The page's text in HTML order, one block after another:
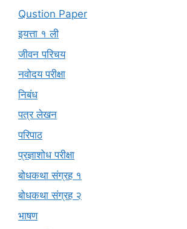
Qustion Paper
इयत्ता १ ली
जीवन परिचय
नवोदय परीक्षा
निबंध
पत्र लेखन
परिपाठ
प्रज्ञाशोध परीक्षा
बोधकथा संग्रह १
बोधकथा संग्रह २
भाषण